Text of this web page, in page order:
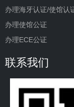
办理海牙认证/使馆认
办理使馆公证
办理ECE公证
联系我们